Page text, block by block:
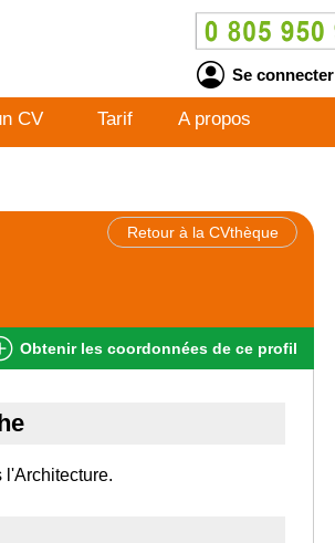
Se connecter
CV Tarif A propos
Retour à la CVthèque
Obtenir les coordonnées de ce profil
l'Architecture.